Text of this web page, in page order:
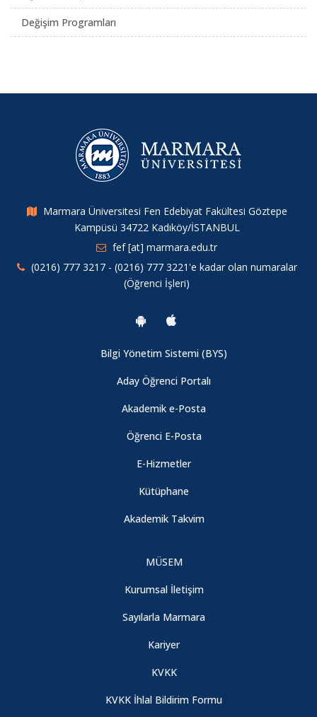
Değişim Programları
Marmara Üniversitesi Fen Edebiyat Fakültesi Göztepe
Kampüsü 34722 Kadıköy/İSTANBUL
fef [at] marmara.edu.tr
(0216) 777 3217 - (0216) 777 3221'e kadar olan numaralar
(Öğrenci İşleri)
Bilgi Yönetim Sistemi (BYS)
Aday Öğrenci Portalı
Akademik e-Posta
Öğrenci E-Posta
E-Hizmetler
Kütüphane
Akademik Takvim
MÜSEM
Kurumsal İletişim
Sayılarla Marmara
Kariyer
KVKK
KVKK İhlal Bildirim Formu